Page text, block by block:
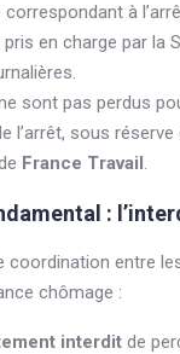
à
pris en charge par la
sont pas perdus
l’arrêt, sous
France Travail.
:
coordination entre
chômage :
interdit de